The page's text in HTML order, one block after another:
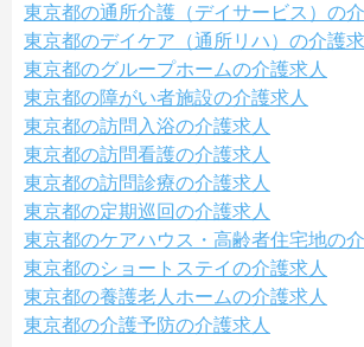
東京都の通所介護（デイサービス）の
東京都のデイケア（通所リハ）の介護
東京都のグループホームの介護求人
東京都の障がい者施設の介護求人
東京都の訪問入浴の介護求人
東京都の訪問看護の介護求人
東京都の訪問診療の介護求人
東京都の定期巡回の介護求人
東京都のケアハウス・高齢者住宅地の
東京都のショートステイの介護求人
東京都の養護老人ホームの介護求人
東京都の介護予防の介護求人